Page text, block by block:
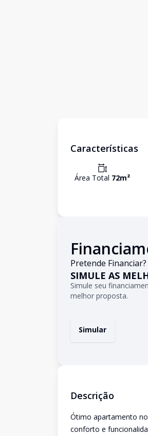
Características
Área Total 72m²
Pretende Financiar?
SIMULE AS
Simule seu
melhor proposta.
Simular
Descrição
Ótimo apartamento
conforto e